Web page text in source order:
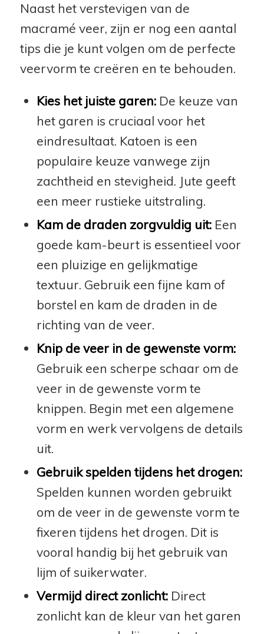
Naast het verstevigen van de
macramé veer, zijn er nog een aantal
tips die je kunt volgen om de perfecte
veervorm te creëren en te behouden.
Kies het juiste garen:De keuze van
het garen is cruciaal voor het
eindresultaat. Katoen is een
populaire keuze vanwege zijn
zachtheid en stevigheid. Jute geeft
een meer rustieke uitstraling.
Kam de draden zorgvuldig uit:Een
goede kam-beurt is essentieel voor
een pluizige en gelijkmatige
textuur. Gebruik een fijne kam of
borstel en kam de draden in de
richting van de veer.
Knip de veer in de gewenste vorm:
Gebruik een scherpe schaar om de
veer in de gewenste vorm te
knippen. Begin met een algemene
vorm en werk vervolgens de details
uit.
Gebruik spelden tijdens het drogen:
Spelden kunnen worden gebruikt
om de veer in de gewenste vorm te
fixeren tijdens het drogen. Dit is
vooral handig bij het gebruik van
lijm of suikerwater.
Vermijd direct zonlicht:Direct
zonlicht kan de kleur van het garen